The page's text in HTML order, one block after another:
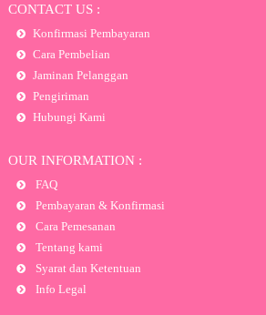
CONTACT US :
Konfirmasi Pembayaran
Cara Pembelian
Jaminan Pelanggan
Pengiriman
Hubungi Kami
OUR INFORMATION :
FAQ
Pembayaran & Konfirmasi
Cara Pemesanan
Tentang kami
Syarat dan Ketentuan
Info Legal